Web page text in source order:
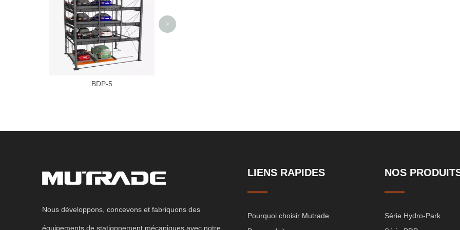
BDP-5
>
Nous développons, concevons et fabriquons des
équipements de stationnement mécaniques avec notre
LIENS RAPIDES
Pourquoi choisir Mutrade
NOS
Série Hydro-Park